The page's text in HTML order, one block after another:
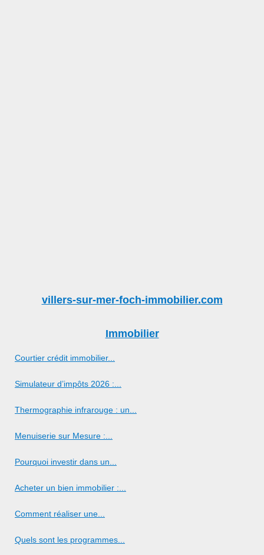
villers-sur-mer-foch-immobilier.com
Immobilier
Courtier crédit immobilier...
Simulateur d’impôts 2026 :...
Thermographie infrarouge : un...
Menuiserie sur Mesure :...
Pourquoi investir dans un...
Acheter un bien immobilier :...
Comment réaliser une...
Quels sont les programmes...